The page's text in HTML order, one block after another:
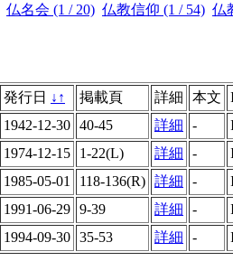
仏名会 (1 / 20) 仏教信仰 (1 / 54) 仏
発行日 ↓ ↑ 掲載頁 詳細 本文
1942-12-30 40-45 詳細 -
1974-12-15 1-22(L) 詳細 -
1985-05-01 118-136(R) 詳細 -
1991-06-29 9-39 詳細 -
1994-09-30 35-53 詳細 -